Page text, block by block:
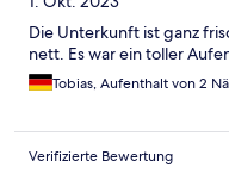
Die Unterkunft ist ganz
nett. Es war ein toller
Tobias, Aufenthalt von 2
Verifizierte Bewertung